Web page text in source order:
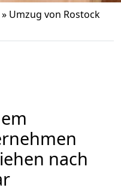
» Umzug von Rostock
nach